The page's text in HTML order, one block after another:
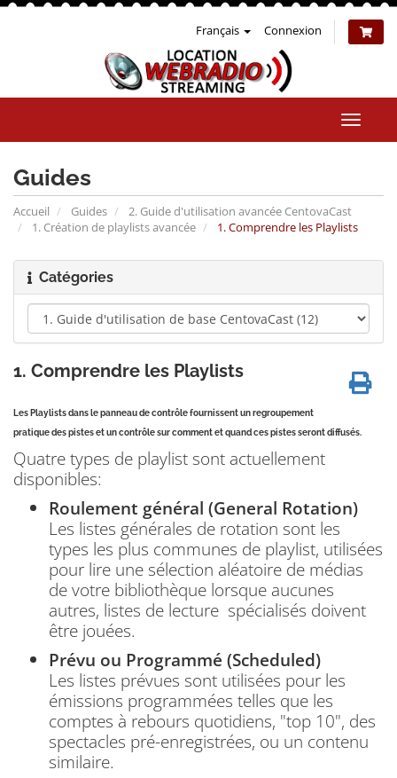
Français Connexion
la
Guides
Accueil Guides
2. Guide d'utilisation avancée CentovaCast
1. Création de playlists avancée
1. Comprendre les Playlists
Catégories
1. Comprendre les Playlists
Les Playlists dans le panneau de contrôle fournissent un regroupement
pratique des pistes et un contrôle sur comment et quand ces pistes seront diffusés.
Quatre types de playlist sont actuellement
disponibles:
Roulement général (General Rotation)
Les listes générales de rotation sont les
types les plus communes de playlist, utilisées
pour lire une sélection aléatoire de médias
de votre bibliothèque lorsque aucunes
autres, listes de lecture spécialisés doivent
être jouées.
Prévu ou Programmé (Scheduled)
Les listes prévues sont utilisées pour les
émissions programmées telles que les
comptes à rebours quotidiens, "top 10", des
spectacles pré-enregistrées, ou un contenu
similaire.